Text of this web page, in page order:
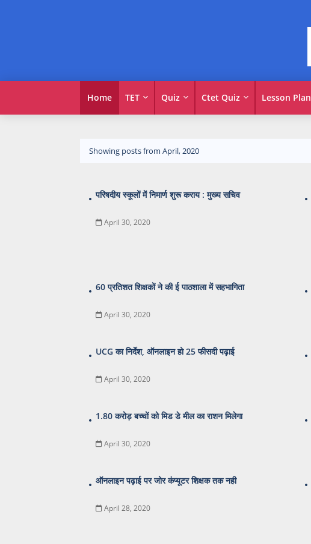
Home TET Quiz Ctet Quiz Lesson Plan
Showing posts from April, 2020
परिषदीय स्कूलों में निमार्ण शुरू कराय : मुख्य सचिव
April 30, 2020
60 प्रतिशत शिक्षकों ने की ई पाठशाला में सहभागिता
April 30, 2020
UCG का निर्देश, ऑनलाइन हो 25 फीसदी पढ़ाई
April 30, 2020
1.80 करोड़ बच्चों को मिड डे मील का राशन मिलेगा
April 30, 2020
ऑनलाइन पढ़ाई पर जोर कंप्यूटर शिक्षक तक नही
April 28, 2020